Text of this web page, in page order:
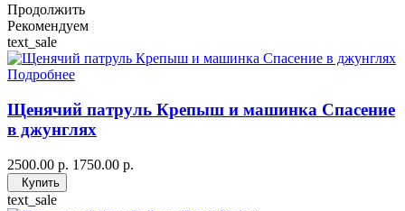
Продолжить
Рекомендуем
text_sale
Подробнее
Щенячий патруль Крепыш и машинка Спасение
в джунглях
2500.00 р. 1750.00 р.
Купить
text_sale